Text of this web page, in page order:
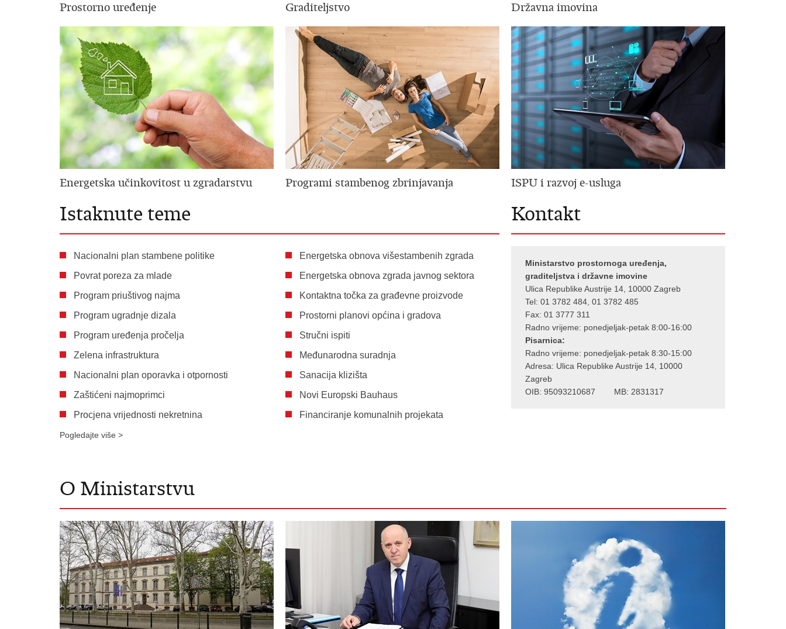
Prostorno uređenje Graditeljstvo Državna imovina
Energetska učinkovitost u zgradarstvu Programi stambenog zbrinjavanja ISPU i razvoj e-usluga
Istaknute teme
Nacionalni plan stambene politike
Povrat poreza za mlade
Program priuštivog najma
Program ugradnje dizala
Program uređenja pročelja
Zelena infrastruktura
Nacionalni plan oporavka i otpornosti
Zaštićeni najmoprimci
Procjena vrijednosti nekretnina
Pogledajte više >
Energetska obnova višestambenih zgrada
Energetska obnova zgrada javnog sektora
Kontaktna točka za građevne proizvode
Prostorni planovi općina i gradova
Stručni ispiti
Međunarodna suradnja
Sanacija klizišta
Novi Europski Bauhaus
Financiranje komunalnih projekata
Kontakt
Ministarstvo prostornoga uređenja,
graditeljstva i državne imovine
Ulica Republike Austrije 14, 10000 Zagreb
Tel: 01 3782 484, 01 3782 485
Fax: 01 3777 311
Radno vrijeme: ponedjeljak-petak 8:00-16:00
Pisarnica:
Radno vrijeme: ponedjeljak-petak 8:30-15:00
Adresa: Ulica Republike Austrije 14, 10000
Zagreb
OIB: 95093210687 MB: 2831317
O Ministarstvu